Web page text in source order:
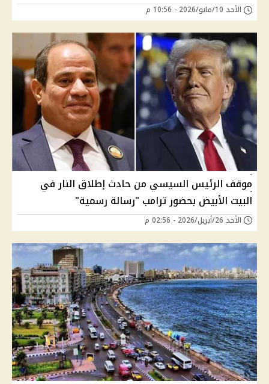
الأحد 10/مايو/2026 - 10:56 م
موقف الرئيس السيسي من حادث إطلاق النار في
البيت الأبيض بحضور ترامب "رسالة رسمية"
الأحد 26/أبريل/2026 - 02:56 م